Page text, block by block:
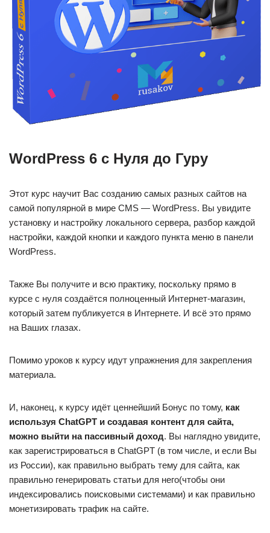
WordPress 6 с Нуля до Гуру
Этот курс научит Вас созданию самых разных сайтов на
самой популярной в мире CMS — WordPress. Вы увидите
установку и настройку локального сервера, разбор каждой
настройки, каждой кнопки и каждого пункта меню в панели
WordPress.
Также Вы получите и всю практику, поскольку прямо в
курсе с нуля создаётся полноценный Интернет-магазин,
который затем публикуется в Интернете. И всё это прямо
на Ваших глазах.
Помимо уроков к курсу идут упражнения для закрепления
материала.
И, наконец, к курсу идёт ценнейший Бонус по тому, как
используя ChatGPT и создавая контент для сайта,
можно выйти на пассивный доход. Вы наглядно увидите,
как зарегистрироваться в ChatGPT (в том числе, и если Вы
из России), как правильно выбрать тему для сайта, как
правильно генерировать статьи для него(чтобы они
индексировались поисковыми системами) и как правильно
монетизировать трафик на сайте.